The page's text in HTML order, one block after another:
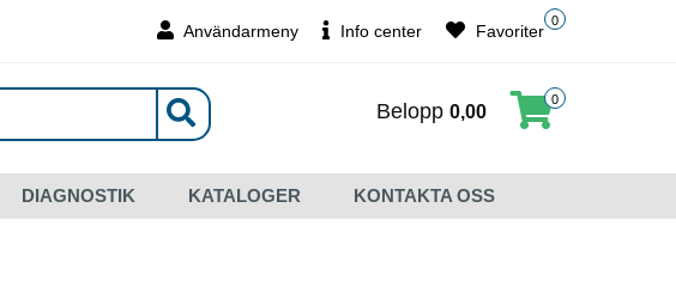
Användarmeny Info center
0
Favoriter
Belopp 0,00
0
DIAGNOSTIK KATALOGER KONTAKTA OSS